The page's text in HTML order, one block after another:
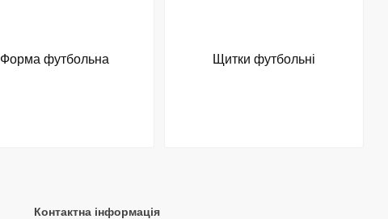
Форма футбольна Щитки футбольні
Контактна інформація